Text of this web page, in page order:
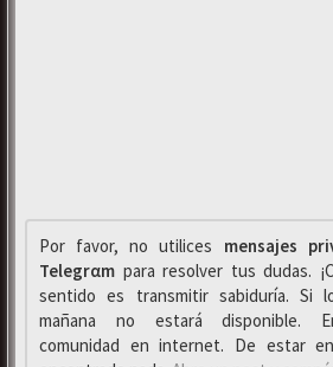
Por favor, no utilices mensajes
Telegrαm para resolver tus dudas.
sentido es transmitir sabiduría. Si
mañana no estará disponible.
comunidad en internet. De estar